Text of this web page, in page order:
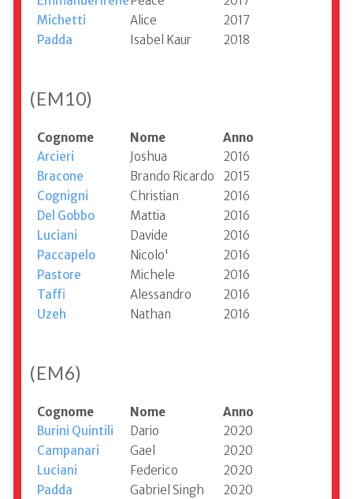
Michetti
Alice
2017
Padda
Isabel Kaur 2018
(EM10)
Cognome Nome
Anno
Arcieri
Joshua
2016
Bracone
Brando Ricardo
2015
Cognigni
Christian
2016
Del Gobbo
Mattia
2016
Luciani
Davide
2016
Paccapelo
Nicolo'
2016
Pastore
Michele
2016
Taffi
Alessandro
2016
Uzeh
Nathan 2016
(EM6)
Cognome Nome
Anno
Burini Quintili
Dario
2020
Campanari
Gael
2020
Luciani
Federico
2020
Padda
Gabriel Singh
2020